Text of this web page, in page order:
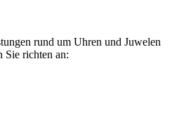
rund um Uhren und Juwelen
richten an: